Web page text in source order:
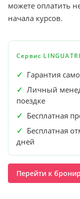
можете оплатить
начала курсов.
Сервис
✓ Гарантия
✓ Личный
поездке
✓ Бесплатная
✓ Бесплатная
дней
Перейти к